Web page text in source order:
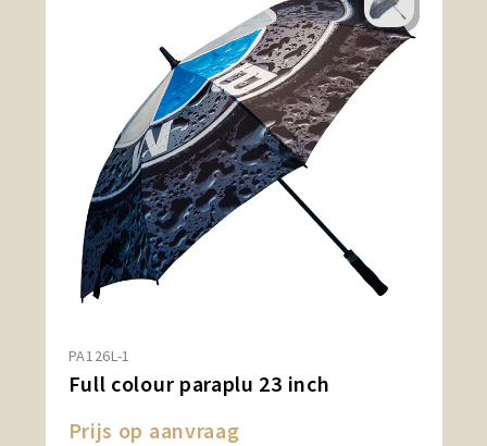
PA126L-1
Full colour paraplu 23 inch
Prijs op aanvraag